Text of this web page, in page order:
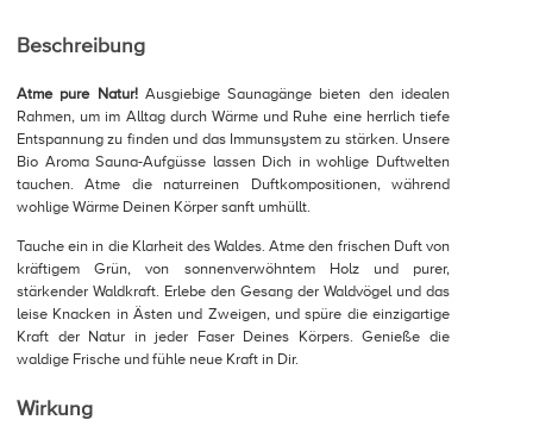
Beschreibung
Atme pure Natur!Ausgiebige Saunagänge bieten den idealen
Rahmen, um im Alltag durch Wärme und Ruhe eine herrlich tiefe
Entspannung zu finden und das Immunsystem zu stärken. Unsere
Bio Aroma Sauna-Aufgüsse lassen Dich in wohlige Duftwelten
tauchen. Atme die naturreinen Duftkompositionen, während
wohlige Wärme Deinen Körper sanft umhüllt.
Tauche ein in die Klarheit des Waldes. Atme den frischen Duft von
kräftigem Grün, von sonnenverwöhntem Holz und purer,
stärkender Waldkraft. Erlebe den Gesang der Waldvögel und das
leise Knacken in Ästen und Zweigen, und spüre die einzigartige
Kraft der Natur in jeder Faser Deines Körpers. Genieße die
waldige Frische und fühle neue Kraft in Dir.
Wirkung